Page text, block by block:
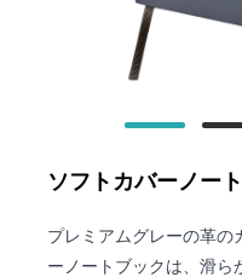
ソフトカバーノー
プレミアムグレーの革の
ーノートブックは、滑ら